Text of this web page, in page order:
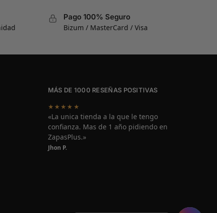
Pago 100% Seguro
Bizum / MasterCard / Visa
MÁS DE 1000 RESEÑAS POSITIVAS
★★★★★
«La unica tienda a la que le tengo
confianza. Mas de 1 año pidiendo en
ZapasPlus.»
Jhon P.